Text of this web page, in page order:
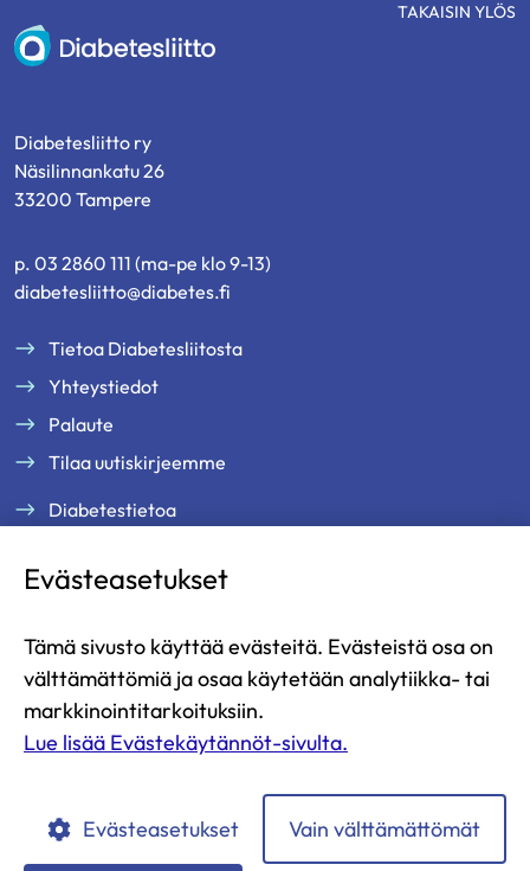
TAKAISIN YLÖS
Diabetesliitto
Diabetesliitto ry
Näsilinnankatu 26
33200 Tampere
p. 03 2860 111 (ma-pe klo 9-13)
diabetesliitto@diabetes.fi
Tietoa Diabetesliitosta
Yhteystiedot
Palaute
Tilaa uutiskirjeemme
Diabetestietoa
Jäsenille
Ajankohtaista
Yritysyhteistyö ja kumppanuus
Lahjoita
Evästeasetukset
Tämä sivusto käyttää evästeitä. Evästeistä osa on
välttämättömiä ja osaa käytetään analytiikka- tai
markkinointitarkoituksiin.
Lue lisää Evästekäytännöt-sivulta.
Evästeasetukset Vain välttämättömät